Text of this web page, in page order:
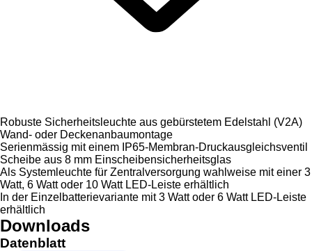
Robuste Sicherheitsleuchte aus gebürstetem Edelstahl (V2A)
Wand- oder Deckenanbaumontage
Serienmässig mit einem IP65-Membran-Druckausgleichsventil
Scheibe aus 8 mm Einscheibensicherheitsglas
Als Systemleuchte für Zentralversorgung wahlweise mit einer 3
Watt, 6 Watt oder 10 Watt LED-Leiste erhältlich
In der Einzelbatterievariante mit 3 Watt oder 6 Watt LED-Leiste
erhältlich
Downloads
Datenblatt